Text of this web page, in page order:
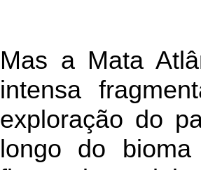
Mas a Mata
intensa
exploração do
longo do bioma